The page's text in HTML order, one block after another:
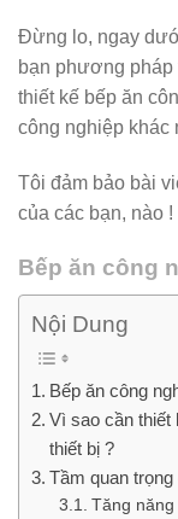
Đừng lo, ngay
bạn phương
thiết kế bếp ăn
công nghiệp khác
Tôi đảm bảo bài
của các bạn, nào
Bếp ăn công
Nội Dung
Bếp ăn công
Vì sao cần thiết
thiết bị ?
Tầm quan
Tăng